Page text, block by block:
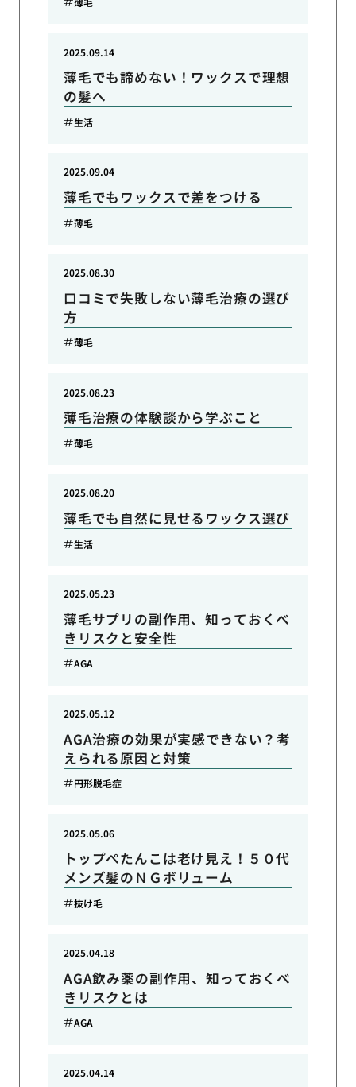
薄毛でも諦めない！ワックスで理想
の髪へ
2025.09.14
生活
薄毛でもワックスで差をつける
2025.09.04
薄毛
口コミで失敗しない薄毛治療の選び
方
2025.08.30
薄毛
薄毛治療の体験談から学ぶこと
2025.08.23
薄毛
薄毛でも自然に見せるワックス選び
2025.08.20
生活
薄毛サプリの副作用、知っておくべ
きリスクと安全性
2025.05.23
AGA
AGA治療の効果が実感できない？考
えられる原因と対策
2025.05.12
円形脱毛症
トップぺたんこは老け見え！５０代
メンズ髪のＮＧボリューム
2025.05.06
抜け毛
AGA飲み薬の副作用、知っておくべ
きリスクとは
2025.04.18
AGA
2025.04.14